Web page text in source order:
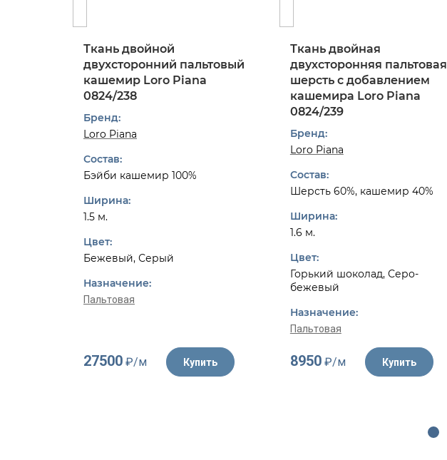
Ткань двойной
двухсторонний пальтовый
кашемир Loro Piana
0824/238
Бренд:
Loro Piana
Состав:
Бэйби кашемир 100%
Ширина:
1.5 м.
Цвет:
Бежевый, Серый
Назначение:
Пальтовая
27500 ₽/м Купить
Ткань двойная
двухсторонняя пальтовая
шерсть с добавлением
кашемира Loro Piana
0824/239
Бренд:
Loro Piana
Состав:
Шерсть 60%, кашемир 40%
Ширина:
1.6 м.
Цвет:
Горький шоколад, Серо-
бежевый
Назначение:
Пальтовая
8950₽/м Купить